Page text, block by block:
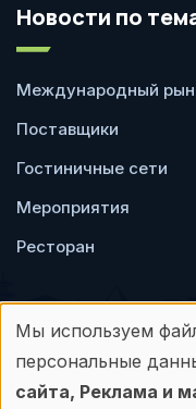
Новости по
Международный
Поставщики
Гостиничные сети
Мероприятия
Ресторан
Пользовательское
Мы используем
персональные
сайта, Реклама и